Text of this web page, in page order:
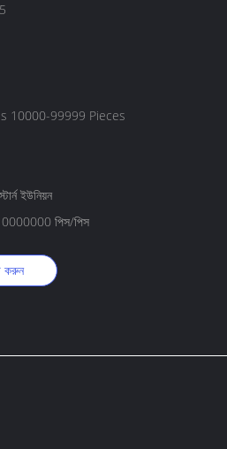
10000-99999 Pieces
ইউনিয়ন
পিস/পিস
করুন